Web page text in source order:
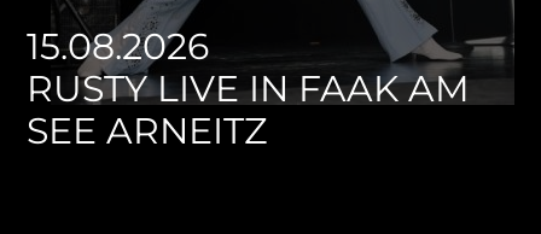
15.08.2026
RUSTY LIVE IN FAAK AM
SEE ARNEITZ